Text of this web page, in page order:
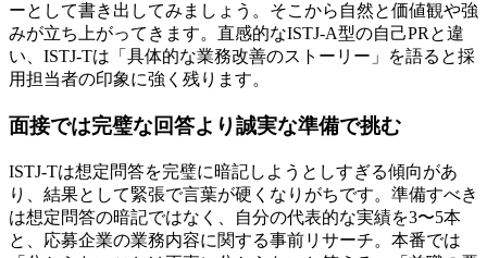
ーとして書き出してみましょう。そこから自然と価値観や強
みが立ち上がってきます。直感的なISTJ-A型の自己PRと違
い、ISTJ-Tは「具体的な業務改善のストーリー」を語ると採
用担当者の印象に強く残ります。
面接では完璧な回答より誠実な準備で挑む
ISTJ-Tは想定問答を完璧に暗記しようとしすぎる傾向があ
り、結果として緊張で言葉が硬くなりがちです。準備すべき
は想定問答の暗記ではなく、自分の代表的な実績を3〜5本
と、応募企業の業務内容に関する事前リサーチ。本番では